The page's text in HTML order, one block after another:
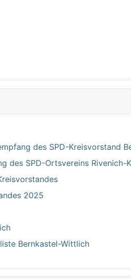
des SPD-Kreisvorstand
des SPD-Ortsvereins
2025
Bernkastel-Wittlich